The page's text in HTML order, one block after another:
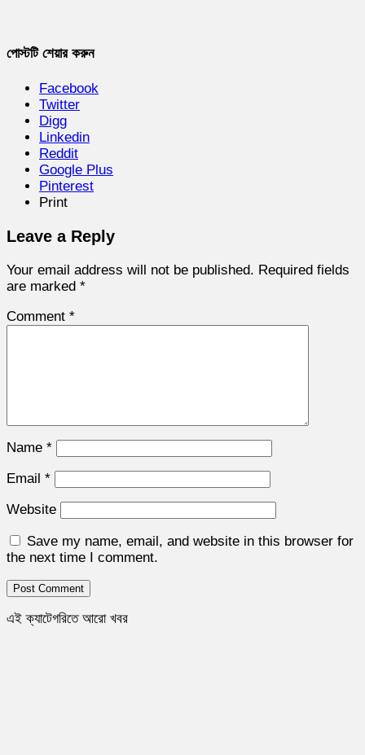
পোস্টটি শেয়ার করুন
Facebook
Twitter
Digg
Linkedin
Reddit
Google Plus
Pinterest
Print
Leave a Reply
Your email address will not be published. Required fields
are marked *
Comment *
Name *
Email *
Website
Save my name, email, and website in this browser for
the next time I comment.
এই ক্যাটেগরিতে আরো খবর